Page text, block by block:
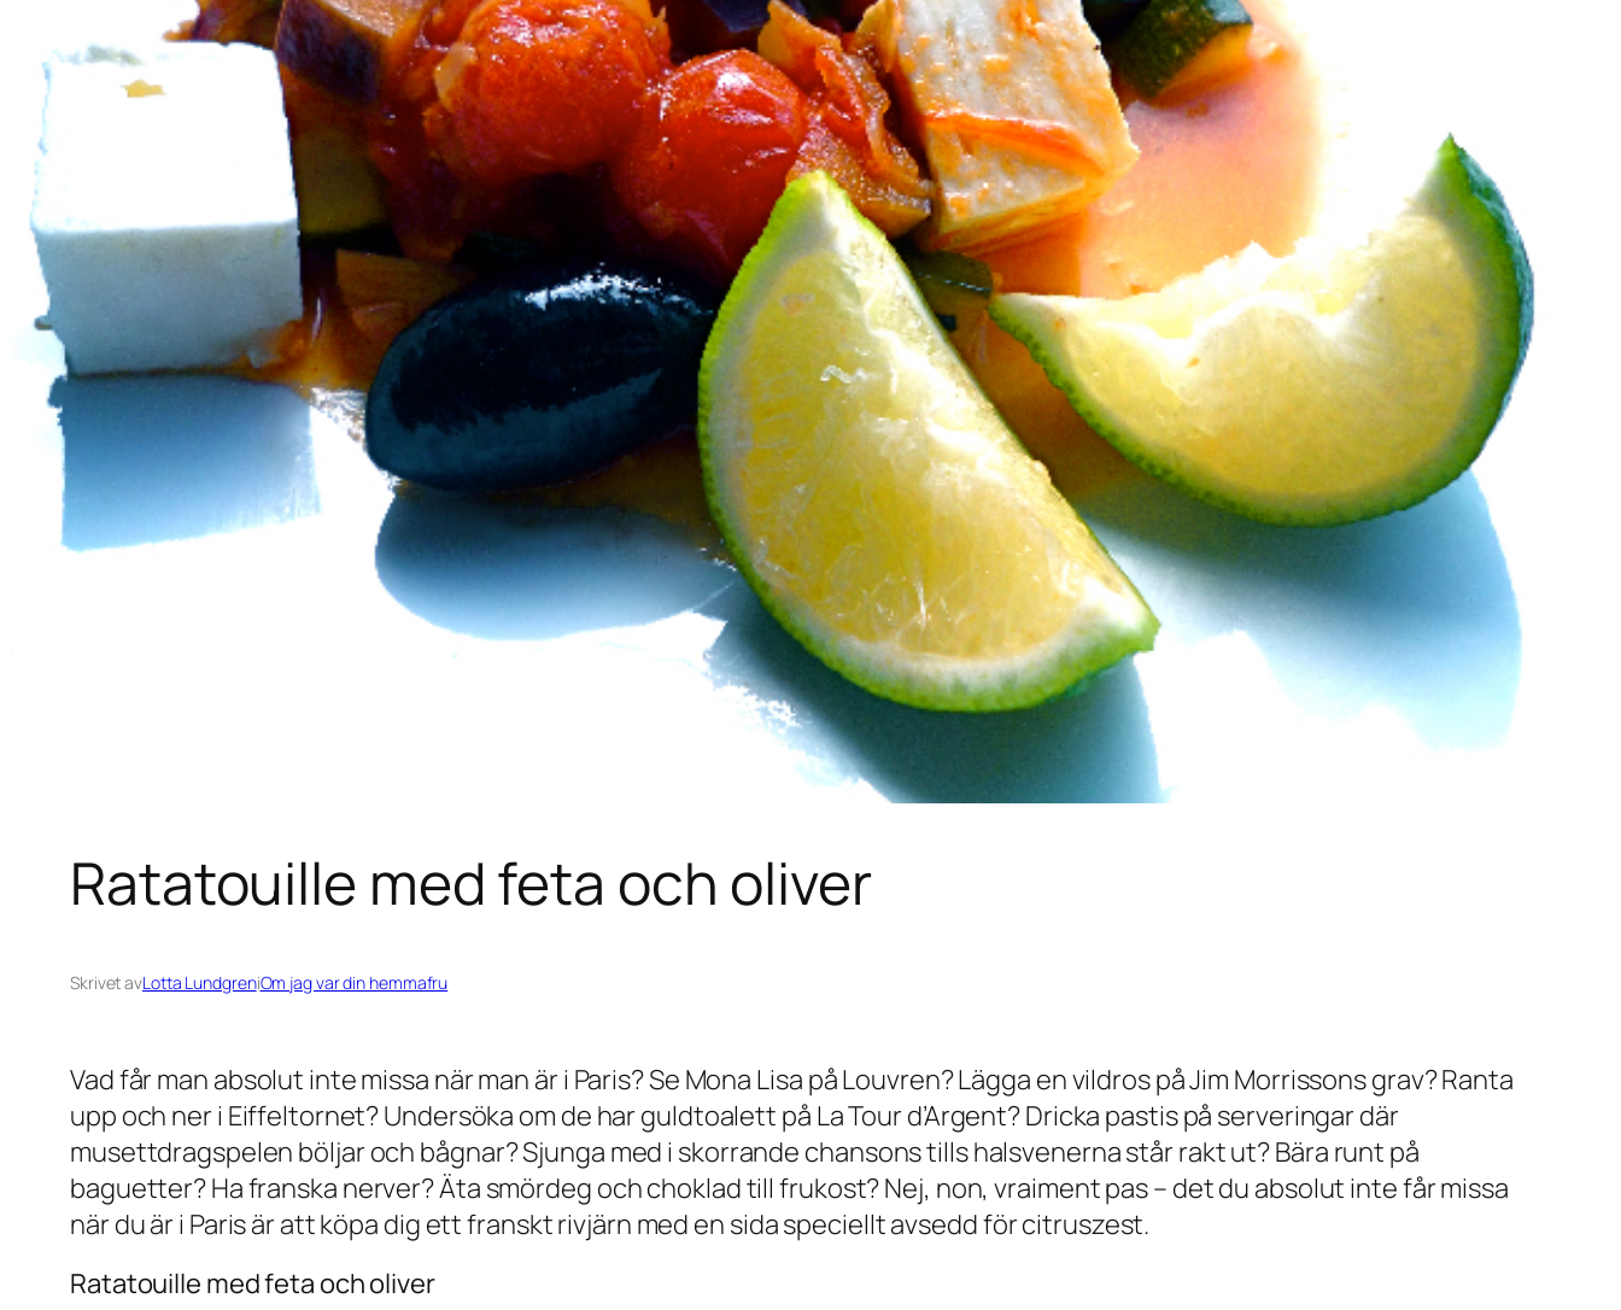
Ratatouille med feta och oliver
Skrivet avLotta LundgreniOm jag var din hemmafru
Vad får man absolut inte missa när man är i Paris? Se Mona Lisa på Louvren? Lägga en vildros på Jim Morrissons grav? Ranta
upp och ner i Eiffeltornet? Undersöka om de har guldtoalett på La Tour d’Argent? Dricka pastis på serveringar där
musettdragspelen böljar och bågnar? Sjunga med i skorrande chansonstills halsvenerna står rakt ut? Bära runt på
baguetter? Ha franska nerver? Äta smördeg och choklad till frukost? Nej, non,vraiment pas– det du absolut inte får missa
när du är i Paris är att köpa dig ett franskt rivjärn med en sida speciellt avsedd för citruszest.
Ratatouille med feta och oliver